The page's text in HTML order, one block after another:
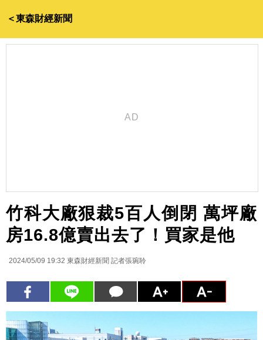
＜東森財經新聞
竹科大廠狠裁5百人倒閉 萬坪廠
房16.8億賣出去了！買家是他
2024/05/09 19:32 東森財經新聞 記者張琬聆